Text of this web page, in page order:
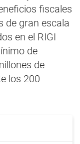
fiscales
de gran escala
en el RIGI
de
de
los 200